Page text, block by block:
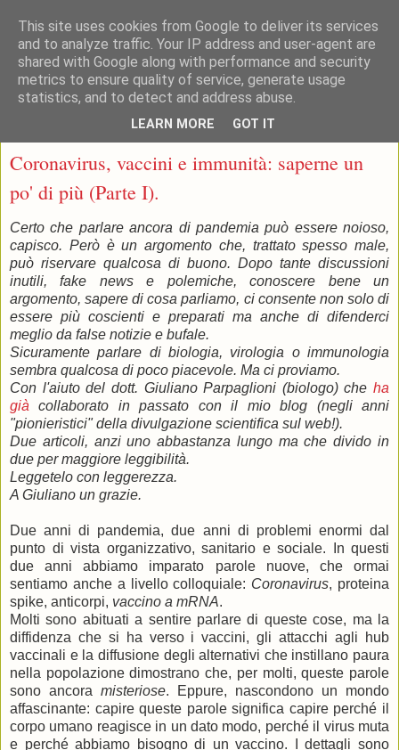
Coronavirus, vaccini e immunità: saperne un
po' di più (Parte I).
Certo che parlare ancora di pandemia può essere noioso,
capisco. Però è un argomento che, trattato spesso male,
può riservare qualcosa di buono. Dopo tante discussioni
inutili, fake news e polemiche, conoscere bene un
argomento, sapere di cosa parliamo, ci consente non solo di
essere più coscienti e preparati ma anche di difenderci
meglio da false notizie e bufale.
Sicuramente parlare di biologia, virologia o immunologia
sembra qualcosa di poco piacevole. Ma ci proviamo.
Con l'aiuto del dott. Giuliano Parpaglioni (biologo) che ha
già collaborato in passato con il mio blog (negli anni
"pionieristici" della divulgazione scientifica sul web!).
Due articoli, anzi uno abbastanza lungo ma che divido in
due per maggiore leggibilità.
Leggetelo con leggerezza.
A Giuliano un grazie.
Due anni di pandemia, due anni di problemi enormi dal
punto di vista organizzativo, sanitario e sociale. In questi
due anni abbiamo imparato parole nuove, che ormai
sentiamo anche a livello colloquiale: Coronavirus, proteina
spike, anticorpi, vaccino a mRNA.
Molti sono abituati a sentire parlare di queste cose, ma la
diffidenza che si ha verso i vaccini, gli attacchi agli hub
vaccinali e la diffusione degli alternativi che instillano paura
nella popolazione dimostrano che, per molti, queste parole
sono ancora misteriose. Eppure, nascondono un mondo
affascinante: capire queste parole significa capire perché il
corpo umano reagisce in un dato modo, perché il virus muta
e perché abbiamo bisogno di un vaccino. I dettagli sono
This site uses cookies from Google to deliver its services
and to analyze traffic. Your IP address and user-agent are
shared with Google along with performance and security
metrics to ensure quality of service, generate usage
statistics, and to detect and address abuse.
LEARN MORE GOT IT